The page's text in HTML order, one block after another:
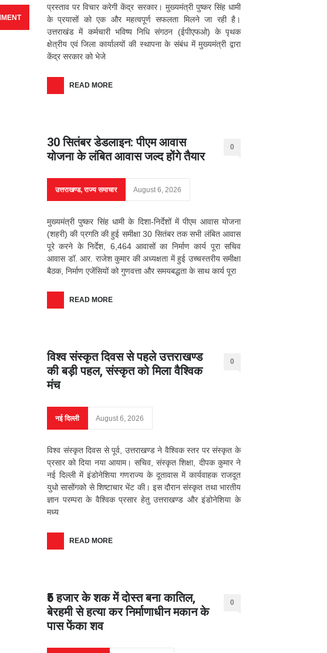
प्रस्ताव पर विचार करेगी केंद्र सरकार। मुख्यमंत्री पुष्कर सिंह धामी
के प्रयासों को एक और महत्वपूर्ण सफलता मिलने जा रही है।
उत्तराखंड में कर्मचारी भविष्य निधि संगठन (ईपीएफओ) के पृथक
क्षेत्रीय एवं जिला कार्यालयों की स्थापना के संबंध में मुख्यमंत्री द्वारा
केंद्र सरकार को भेजे
READ MORE
30 सितंबर डेडलाइन: पीएम आवास
योजना के लंबित आवास जल्द होंगे तैयार
0
उत्तराखण्ड,राज्य समाचार August 6, 2026
मुख्यमंत्री पुष्कर सिंह धामी के दिशा-निर्देशों में पीएम आवास योजना
(शहरी) की प्रगति की हुई समीक्षा 30 सितंबर तक सभी लंबित आवास
पूरे करने के निर्देश, 6,464 आवासों का निर्माण कार्य पूरा सचिव
आवास डॉ. आर. राजेश कुमार की अध्यक्षता में हुई उच्चस्तरीय समीक्षा
बैठक, निर्माण एजेंसियों को गुणवत्ता और समयबद्धता के साथ कार्य पूरा
READ MORE
विश्व संस्कृत दिवस से पहले उत्तराखण्ड
की बड़ी पहल, संस्कृत को मिला वैश्विक
मंच
0
नई दिल्ली August 6, 2026
विश्व संस्कृत दिवस से पूर्व, उत्तराखण्ड ने वैश्विक स्तर पर संस्कृत के
प्रसार को दिया नया आयाम। सचिव, संस्कृत शिक्षा, दीपक कुमार ने
नई दिल्ली में इंडोनेशिया गणराज्य के दूतावास में कार्यवाहक राजदूत
युधो सासोंगको से शिष्टाचार भेंट की। इस दौरान संस्कृत तथा भारतीय
ज्ञान परम्परा के वैश्विक प्रसार हेतु उत्तराखण्ड और इंडोनेशिया के
मध्य
READ MORE
₹5 हजार के शक में दोस्त बना कातिल,
बेरहमी से हत्या कर निर्माणाधीन मकान के
पास फेंका शव
0